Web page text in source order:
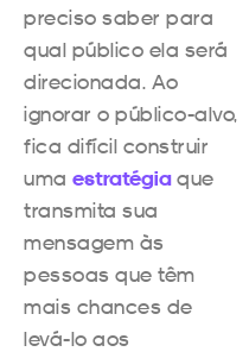
preciso saber para
qual público ela será
direcionada. Ao
ignorar o público-alvo,
fica difícil construir
uma estratégiaque
transmita sua
mensagem às
pessoas que têm
mais chances de
levá-lo aos